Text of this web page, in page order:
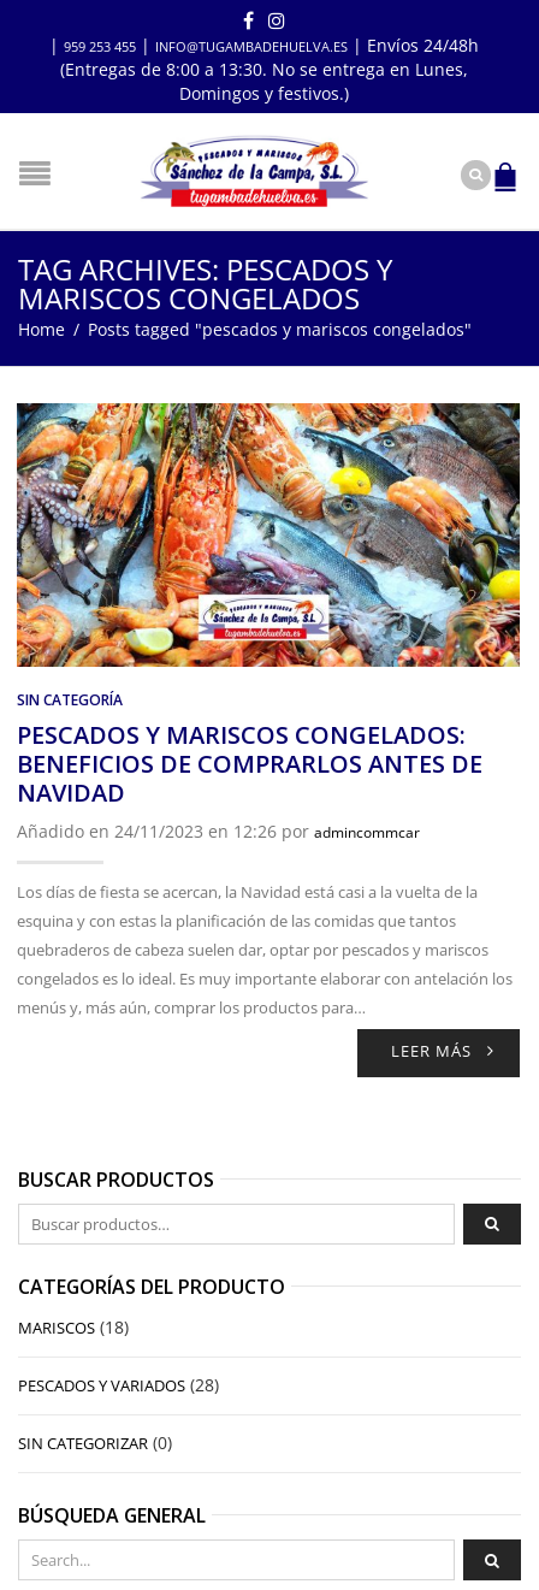
| 959 253 455| INFO@TUGAMBADEHUELVA.ES| Envíos 24/48h
(Entregas de 8:00 a 13:30. No se entrega en Lunes,
Domingos y festivos.)
TAG ARCHIVES: PESCADOS Y
MARISCOS CONGELADOS
Home / Posts tagged "pescados y mariscos congelados"
SIN CATEGORÍA
PESCADOS Y MARISCOS CONGELADOS:
BENEFICIOS DE COMPRARLOS ANTES DE
NAVIDAD
Añadido en 24/11/2023 en 12:26 por admincommcar
Los días de fiesta se acercan, la Navidad está casi a la vuelta de la
esquina y con estas la planificación de las comidas que tantos
quebraderos de cabeza suelen dar, optar por pescados y mariscos
congelados es lo ideal. Es muy importante elaborar con antelación los
menús y, más aún, comprar los productos para…
LEER MÁS
BUSCAR PRODUCTOS
Buscar por:
CATEGORÍAS DEL PRODUCTO
MARISCOS (18)
PESCADOS Y VARIADOS (28)
SIN CATEGORIZAR (0)
BÚSQUEDA GENERAL